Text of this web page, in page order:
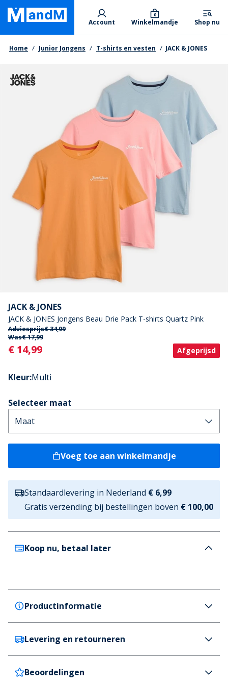
Skip
main
content
Primary departments
Account Winkelmandje
0
Shop nu
Kruimelpad
Home Junior Jongens T-shirts en vesten JACK & JONES
JACK & JONES
JACK & JONES Jongens Beau Drie Pack T-shirts Quartz Pink
Adviesprijs€ 34,99
Was€ 17,99
Current
€ 14,99 Afgeprijsd
Kleur:Multi
Selecteer maat
Voeg toe aan winkelmandje
Standaardlevering in Nederland € 6,99
Gratis verzending bij bestellingen boven € 100,00
Koop nu, betaal later
Productinformatie
JACK & JONES
JACK & JONES Jongens Beau Drie Pack T-shirts
Quartz Pink
Kleur
Levering en retourneren
Nederland
€6,99 (GRATIS vanaf €100)
Beoordelingen